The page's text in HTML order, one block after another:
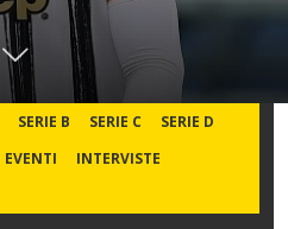
SERIE B SERIE C
SERIE D
EVENTI
INTERVISTE